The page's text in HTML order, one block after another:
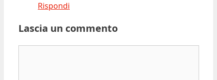
Rispondi
Lascia un commento